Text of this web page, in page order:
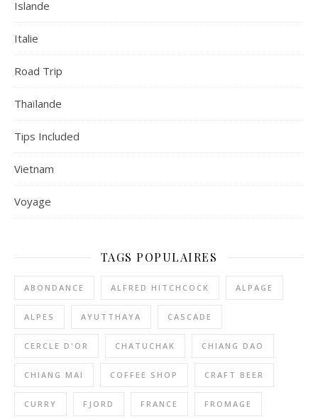
Islande
Italie
Road Trip
Thaïlande
Tips Included
Vietnam
Voyage
TAGS POPULAIRES
ABONDANCE ALFRED HITCHCOCK ALPAGE
ALPES AYUTTHAYA CASCADE
CERCLE D'OR CHATUCHAK CHIANG DAO
CHIANG MAI COFFEE SHOP CRAFT BEER
CURRY FJORD FRANCE FROMAGE